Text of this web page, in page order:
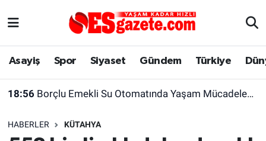
Asayiş Spor Siyaset Gündem Türkiye
18:56 Borçlu Emekli Su Otomatında Yaşam Mücadelesi Veriyor
HABERLER KÜTAHYA
Asayiş
Gündem
Yaşam
Eskişehirspor Arşivi
Eskişehir Nöbetçi Eczaneler
Süper Lig Puan Durumu ve Fikstür